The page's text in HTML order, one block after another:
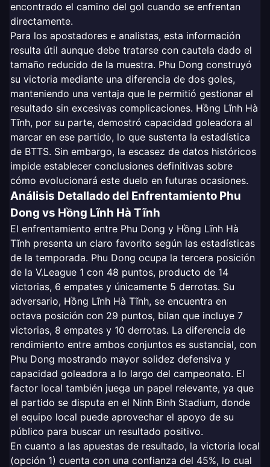
encontrado el camino del gol cuando se enfrentan
directamente.
Para los apostadores e analistas, esta información
resulta útil aunque debe tratarse con cautela dado el
tamaño reducido de la muestra. Phu Dong construyó
su victoria mediante una diferencia de dos goles,
manteniendo una ventaja que le permitió gestionar el
resultado sin excesivas complicaciones. Hồng Lĩnh Hà
Tĩnh, por su parte, demostró capacidad goleadora al
marcar en ese partido, lo que sustenta la estadística
de BTTS. Sin embargo, la escasez de datos históricos
impide establecer conclusiones definitivas sobre
cómo evolucionará este duelo en futuras ocasiones.
Análisis Detallado del Enfrentamiento Phu
Dong vs Hồng Lĩnh Hà Tĩnh
El enfrentamiento entre Phu Dong y Hồng Lĩnh Hà
Tĩnh presenta un claro favorito según las estadísticas
de la temporada. Phu Dong ocupa la tercera posición
de la V.League 1 con 48 puntos, producto de 14
victorias, 6 empates y únicamente 5 derrotas. Su
adversario, Hồng Lĩnh Hà Tĩnh, se encuentra en
octava posición con 29 puntos, bilan que incluye 7
victorias, 8 empates y 10 derrotas. La diferencia de
rendimiento entre ambos conjuntos es sustancial, con
Phu Dong mostrando mayor solidez defensiva y
capacidad goleadora a lo largo del campeonato. El
factor local también juega un papel relevante, ya que
el partido se disputa en el Ninh Binh Stadium, donde
el equipo local puede aprovechar el apoyo de su
público para buscar un resultado positivo.
En cuanto a las apuestas de resultado, la victoria local
(opción 1) cuenta con una confianza del 45%, lo cual